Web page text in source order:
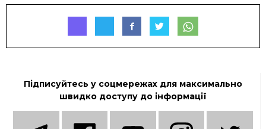
Підписуйтесь у соцмережах для максимально
швидко доступу до інформації